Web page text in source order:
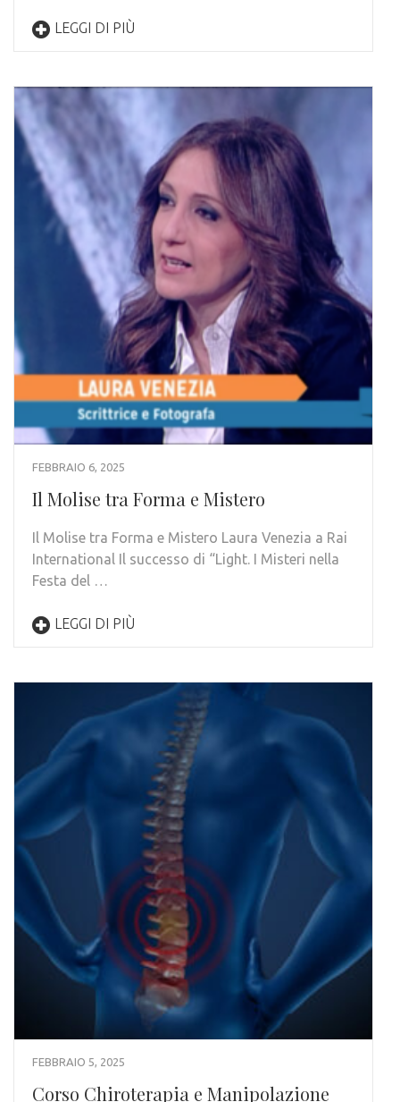
LEGGI DI PIÙ
FEBBRAIO 6, 2025
Il Molise tra Forma e Mistero
Il Molise tra Forma e Mistero Laura Venezia a Rai
International Il successo di “Light. I Misteri nella
Festa del …
LEGGI DI PIÙ
FEBBRAIO 5, 2025
Corso Chiroterapia e Manipolazione